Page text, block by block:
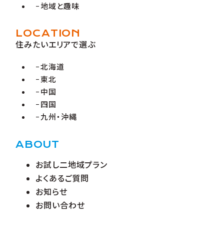
地域と趣味
LOCATION
住みたいエリアで選ぶ
北海道
東北
中国
四国
九州・沖縄
ABOUT
お試し二地域プラン
よくあるご質問
お知らせ
お問い合わせ